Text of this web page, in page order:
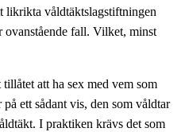
likrikta våldtäktslagstiftningen
ovanstående fall. Vilket, minst
att ha sex med vem som
ett sådant vis, den som våldtar
I praktiken krävs det som